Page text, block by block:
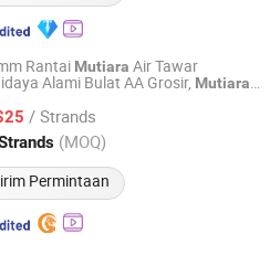
Rantai Mutiara Air Tawar
Alami Bulat AA Grosir, Mutiara
/ Strands
(MOQ)
Permintaan
Ltd.
Harga mulai 2013